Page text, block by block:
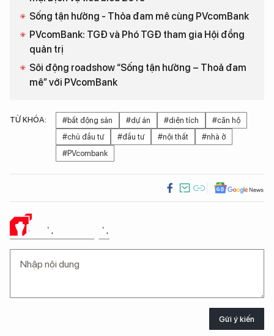
Sống tận hưởng - Thỏa đam mê cùng PVcomBank
PVcomBank: TGĐ và Phó TGĐ tham gia Hội đồng
quản trị
Sôi động roadshow “Sống tận hưởng – Thoả đam
mê” với PVcomBank
TỪ KHÓA: #bất động sản #dự án #diện tích
#căn hộ
#chủ đầu tư
#đầu tư #nội thất
#nhà ở
#PVcombank
Ý KIẾN CỦA BẠN
Gửi ý kiến